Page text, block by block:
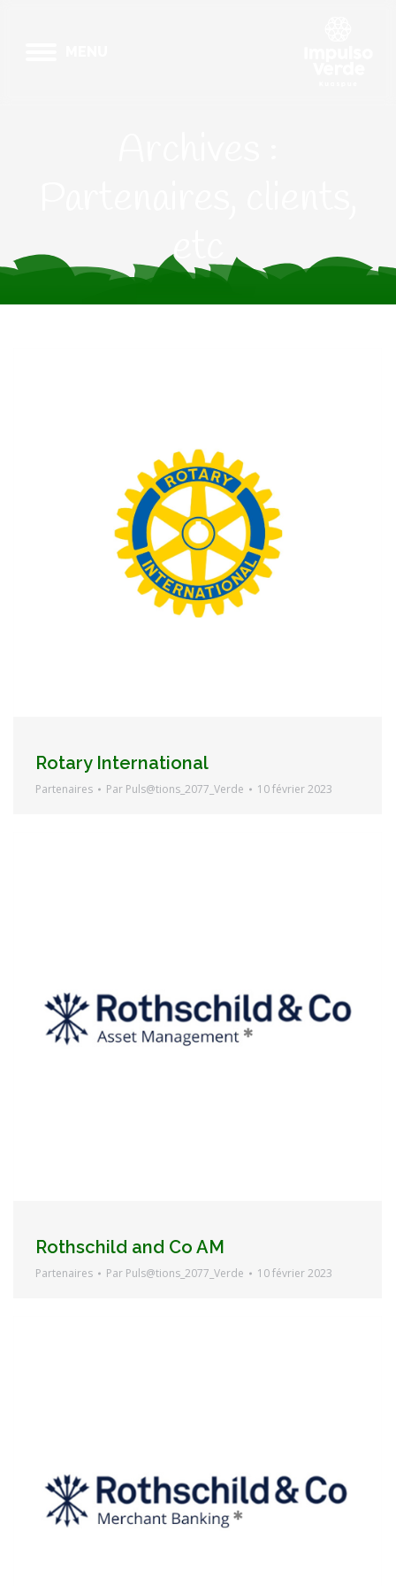
etc
Rotary International
Partenaires Par Puls@tions_2077_Verde 10 février 2023
Rothschild and Co AM
Partenaires Par Puls@tions_2077_Verde 10 février 2023